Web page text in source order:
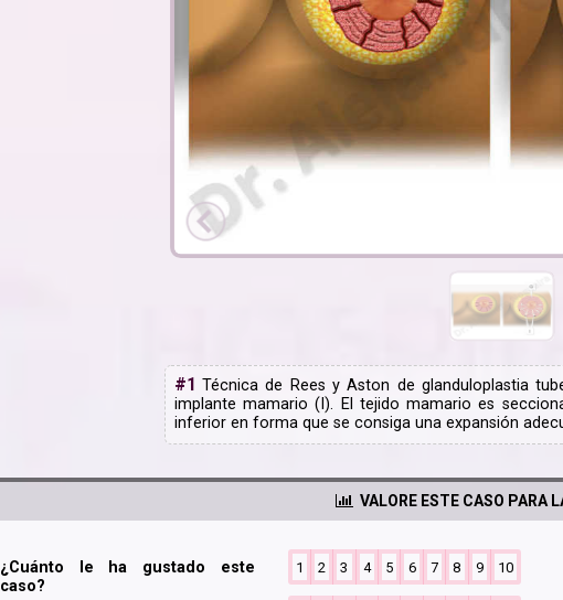
#1 Técnica de Rees y Aston de glanduloplastia
implante mamario (I). El tejido mamario es
inferior en forma que se consiga una expansión
VALORE ESTE CASO PARA
¿Cuánto le ha gustado este
caso?
1 2 3 4 5 6 7 8 9 10